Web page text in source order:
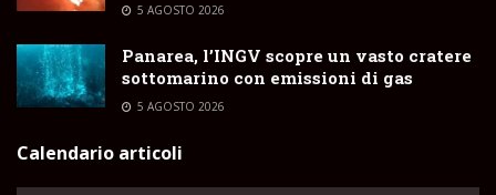
5 AGOSTO 2026
Panarea, l’INGV scopre un vasto cratere
sottomarino con emissioni di gas
5 AGOSTO 2026
Calendario articoli